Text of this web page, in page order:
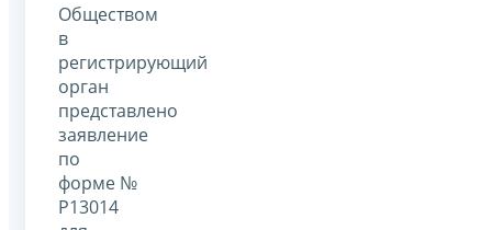
Обществом
в
регистрирующий
орган
представлено
заявление
по
форме №
Р13014